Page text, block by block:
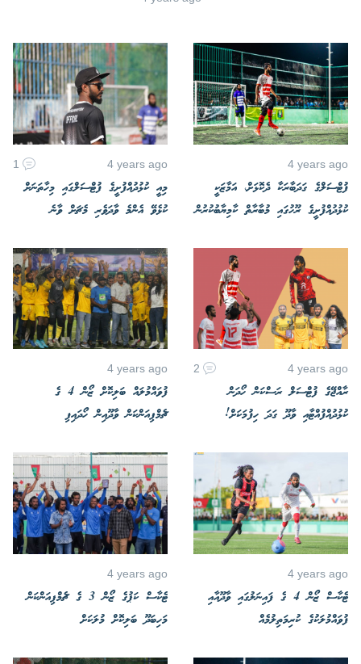
4 years ago
ފުޓްސަލްގެ ގަދަބާރަކާ ދެކޮޅަށް، އަމާޒަކީ
ކުޅުދުއްފުށީގެ ރޫހުގައި މުބާރާތް ކާމިޔާބުކުރުން
4 years ago
1
މިއީ ކުޅުދުއްފުށީގެ ފުޓްސަލްގައި މިހާތަނަށް
ކުޅެވޭ އެންމެ ވާދަވެރި މެޗަށް ވާނެ
4 years ago
2
ރާއްޖޭގެ ފުޓްސަލް ރަސްކަން ހޯދަން
ކުޅުދުއްފުއްޓާއި ވާދޫ ގަދަ ހިފުމަކަށް!
4 years ago
ފުވައްމުލައް ބަލިކޮށް ޒޯން 4 ގެ
ޗެމްޕިއަންކަން ވާދޫއިން ހޯދައިފި
4 years ago
ޓެކާސް ޒޯން 4 ގެ ފައިނަލުގައި ވާދޫއާއި
ފުވައްމުލަކުގެ ކުރިމަތިލުމެއް
4 years ago
ޓެކާސް ކަޕުގެ ޒޯން 3 ގެ ޗެމްޕިއަންކަން
މަހިބަދޫ ބަލިކޮށް މުލަކަށް